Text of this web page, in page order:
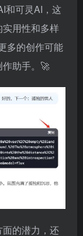
和可灵AI，这
用性和多样
多的创作可能
助手。🚀
的潜力，还